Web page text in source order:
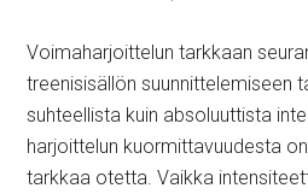
Voimaharjoittelun tarkkaan
treenisisällön suunnittelemiseen
suhteellista kuin absoluuttista
harjoittelun kuormittavuudesta
tarkkaa otetta. Vaikka